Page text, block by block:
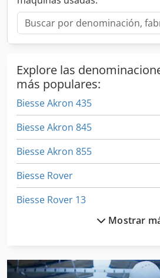
Explore las
más populares:
Biesse Akron 435
Biesse Akron 845
Biesse Akron 855
Biesse Rover
Biesse Rover 13
Biesse Rover 18
Mostrar